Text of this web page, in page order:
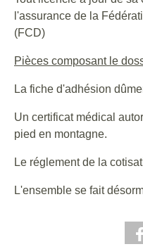
l'assurance de la
(FCD)
Pièces composant le
La fiche d'adhésion
Un certificat médical
pied en montagne.
Le réglement de la
L'ensemble se fait